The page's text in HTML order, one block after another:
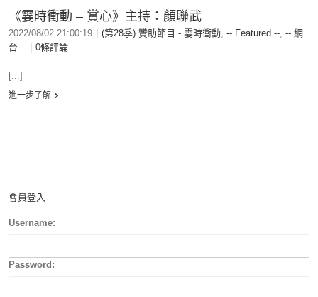
《霎時衝動 – 賞心》主持：顏聯武
2022/08/02 21:00:19 (第28季) 贊助節目 - 霎時衝動, -- Featured --, -- 網
台 --
0條評論
[...]
進一步了解
會員登入
Username:
Password: